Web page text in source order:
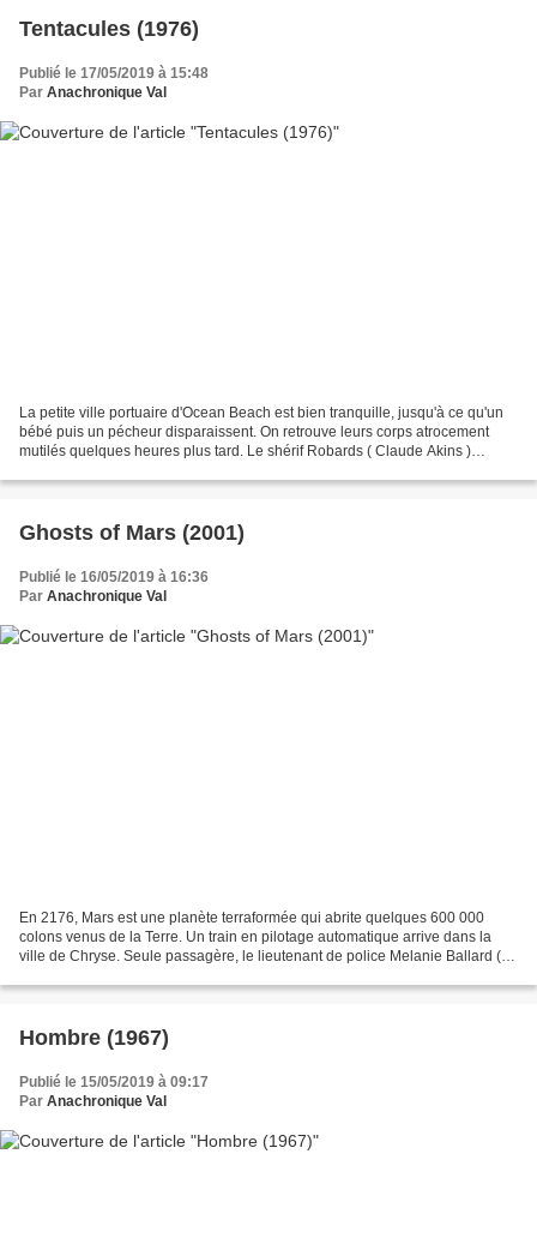
Tentacules (1976)
Publié le 17/05/2019 à 15:48
Par Anachronique Val
La petite ville portuaire d'Ocean Beach est bien tranquille, jusqu'à ce qu'un
bébé puis un pécheur disparaissent. On retrouve leurs corps atrocement
mutilés quelques heures plus tard. Le shérif Robards ( Claude Akins )
Ghosts of Mars (2001)
Publié le 16/05/2019 à 16:36
Par Anachronique Val
En 2176, Mars est une planète terraformée qui abrite quelques 600 000
colons venus de la Terre. Un train en pilotage automatique arrive dans la
ville de Chryse. Seule passagère, le lieutenant de police Melanie Ballard (
Hombre (1967)
Publié le 15/05/2019 à 09:17
Par Anachronique Val